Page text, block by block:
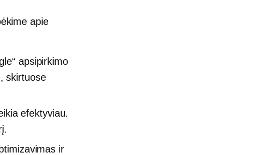
apie
apsipirkimo
skirtuose
efektyviau.
ir